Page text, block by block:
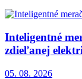
Inteligentné
zdieľanej
05. 08. 2026